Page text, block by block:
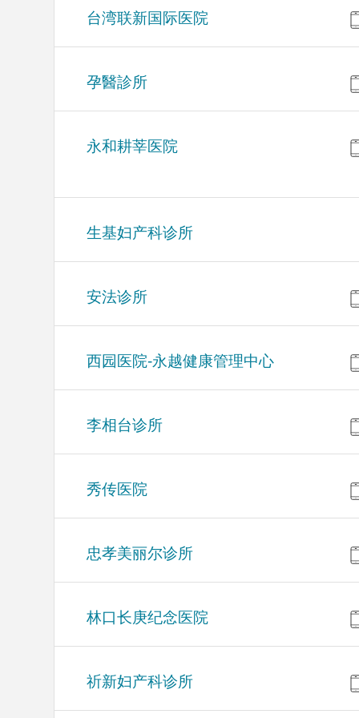
台湾联新国际医院
孕醫診所
永和耕莘医院
生基妇产科诊所
安法诊所
西园医院-永越健康管理中心
李相台诊所
秀传医院
忠孝美丽尔诊所
林口长庚纪念医院
祈新妇产科诊所